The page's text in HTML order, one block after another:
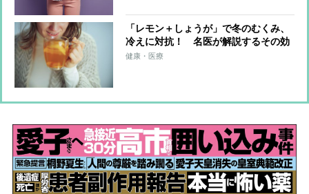
「レモン＋しょうが」で冬のむくみ、
冷えに対抗！ 名医が解説するその効
果
健康・医療